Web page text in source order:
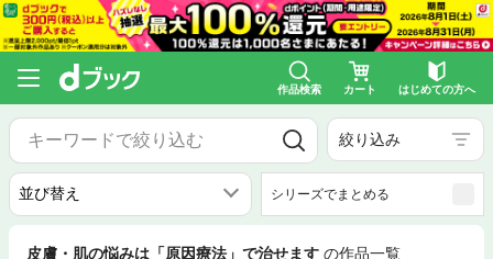
作品検索 カート はじめての方へ
絞り込み
シリーズでまとめる
皮膚・肌の悩みは「原因療法」で治せます の作品一覧